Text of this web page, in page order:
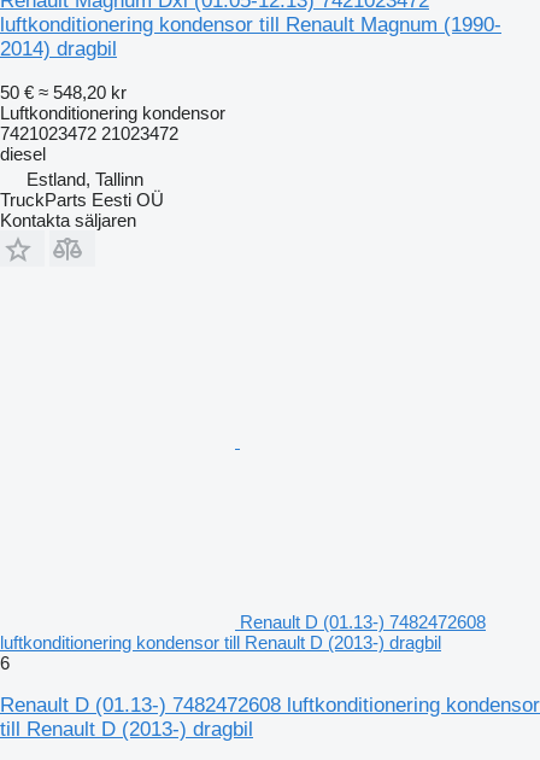
luftkonditionering kondensor till Renault Magnum (1990-
2014) dragbil
50 € ≈ 548,20 kr
Luftkonditionering kondensor
7421023472 21023472
diesel
Estland, Tallinn
TruckParts Eesti OÜ
Kontakta säljaren
Renault D (01.13-) 7482472608
luftkonditionering kondensor till Renault D (2013-) dragbil
6
Renault D (01.13-) 7482472608 luftkonditionering kondensor
till Renault D (2013-) dragbil